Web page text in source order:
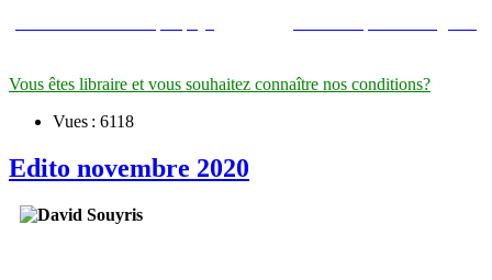
Vous êtes libraire et vous souhaitez connaître nos conditions?
Vues : 6118
Edito novembre 2020